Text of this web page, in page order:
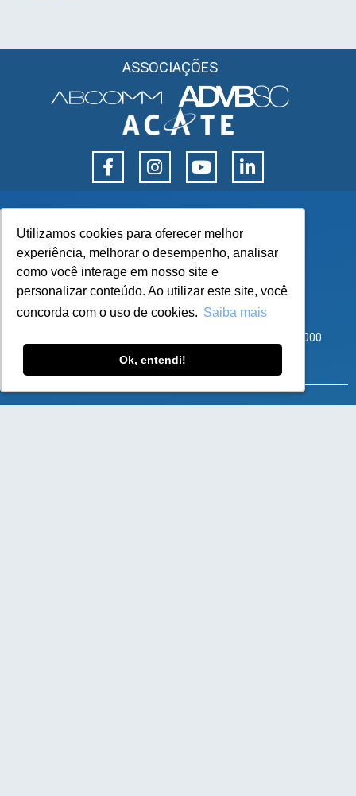
Utilizamos cookies para oferecer melhor
experiência, melhorar o desempenho, analisar
como você interage em nosso site e
personalizar conteúdo. Ao utilizar este site, você
concorda com o uso de cookies. Saiba mais
Ok, entendi!
Utilizamos cookies para oferecer melhor
experiência, melhorar o desempenho, analisar
como você interage em nosso site e
personalizar conteúdo. Ao utilizar este site, você
concorda com o uso de cookies. Saiba mais
Ok, entendi!
ASSOCIAÇÕES
Corporate Park – Rod SC 401, 8600 – Bloco 3 Sala 101
Santo Antônio de Lisboa, Florianópolis – SC – CEP 88050-000
atendimento@flexy.com.br